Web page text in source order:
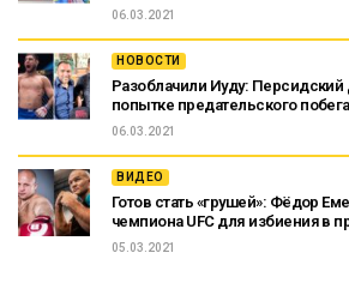
06.03.2021
НОВОСТИ
Разоблачили Иуду: Персидский
попытке предательского
06.03.2021
ВИДЕО
Готов стать «грушей»: Фёдор
чемпиона UFC для избиения в
05.03.2021